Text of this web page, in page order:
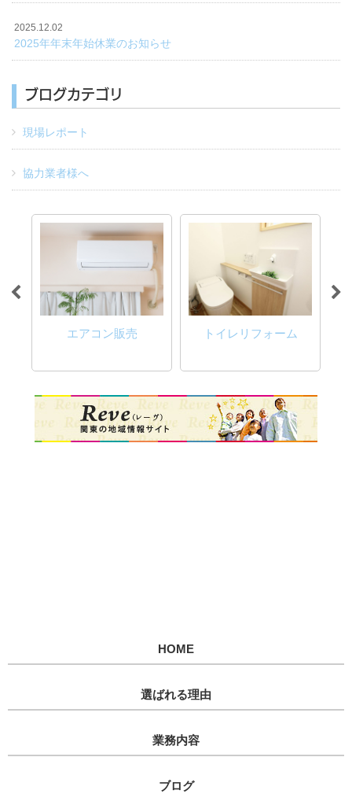
2025.12.02
2025年年末年始休業のお知らせ
ブログカテゴリ
現場レポート
協力業者様へ
エアコン販売 トイレリフォーム
HOME
選ばれる理由
業務内容
ブログ